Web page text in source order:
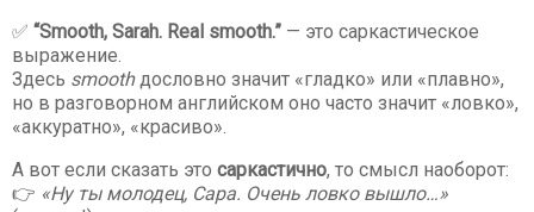
✅ “Smooth, Sarah. Real smooth.” — это саркастическое
выражение.
Здесь smoothдословно значит «гладко» или «плавно»,
но в разговорном английском оно часто значит «ловко»,
«аккуратно», «красиво».
А вот если сказать это саркастично, то смысл наоборот:
👉 «Ну ты молодец, Сара. Очень ловко вышло…»